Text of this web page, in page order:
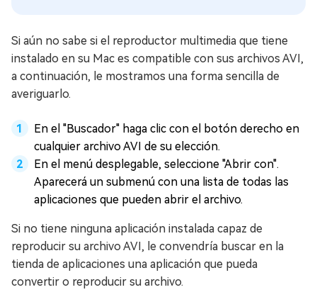
Si aún no sabe si el reproductor multimedia que tiene
instalado en su Mac es compatible con sus archivos AVI,
a continuación, le mostramos una forma sencilla de
averiguarlo.
En el "Buscador" haga clic con el botón derecho en
cualquier archivo AVI de su elección.
En el menú desplegable, seleccione "Abrir con".
Aparecerá un submenú con una lista de todas las
aplicaciones que pueden abrir el archivo.
Si no tiene ninguna aplicación instalada capaz de
reproducir su archivo AVI, le convendría buscar en la
tienda de aplicaciones una aplicación que pueda
convertir o reproducir su archivo.